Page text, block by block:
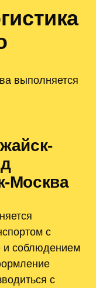
выполняется
Москва
с
и соблюдением
с